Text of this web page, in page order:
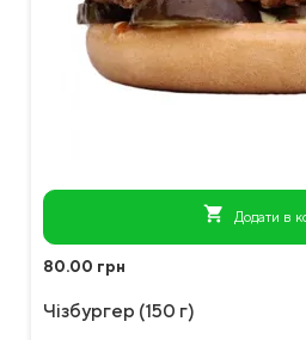
shopping_cart Додати в
80.00 грн
Чізбургер (150 г)